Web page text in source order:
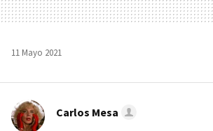
11 Mayo 2021
Carlos Mesa